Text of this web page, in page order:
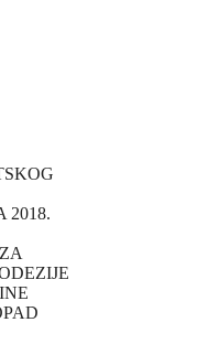
2018.